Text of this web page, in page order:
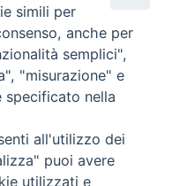
simili per
anche per
semplici",
"misurazione" e
nella
all'utilizzo dei
puoi avere
utilizzati e